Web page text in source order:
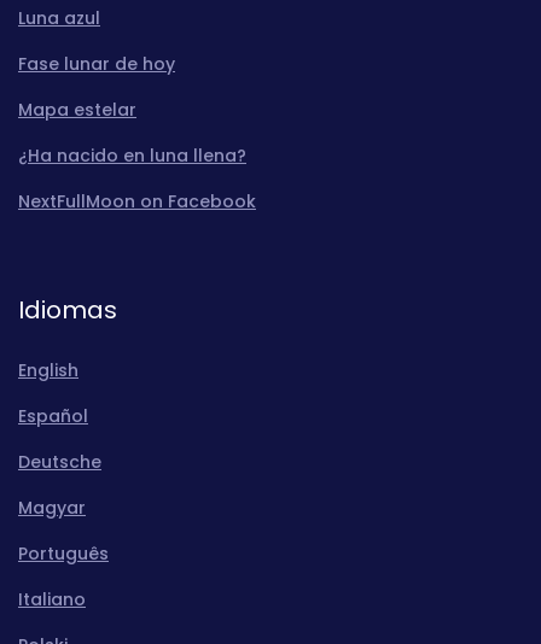
Luna azul
Fase lunar de hoy
Mapa estelar
¿Ha nacido en luna llena?
NextFullMoon on Facebook
Idiomas
English
Español
Deutsche
Magyar
Português
Italiano